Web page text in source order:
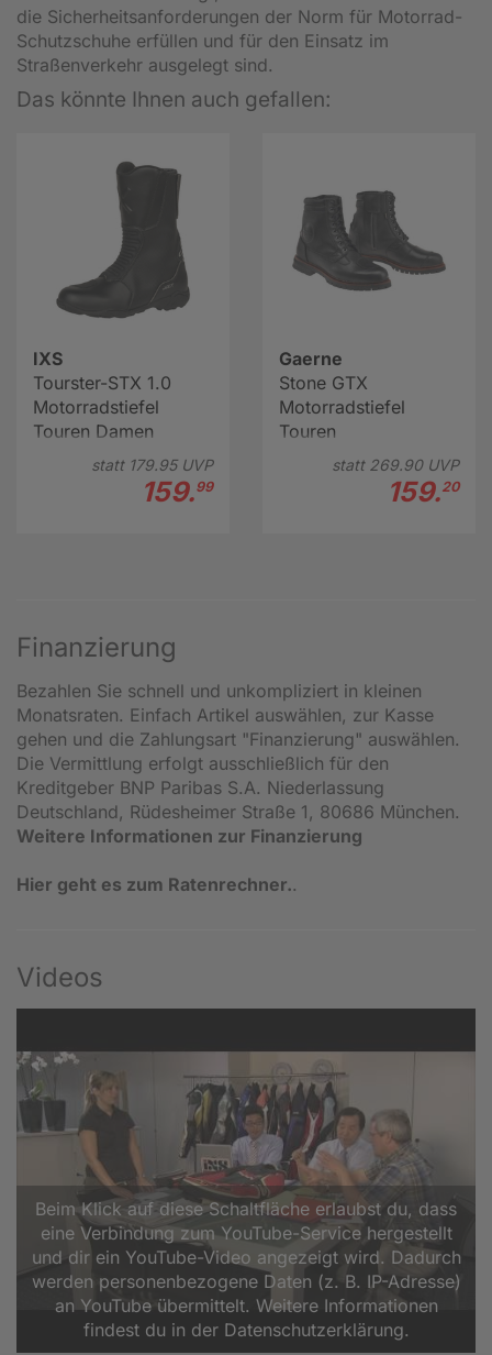
die Sicherheitsanforderungen der Norm für Motorrad-
Schutzschuhe erfüllen und für den Einsatz im
Straßenverkehr ausgelegt sind.
Das könnte Ihnen auch gefallen:
IXS
Tourster-STX 1.0
Motorradstiefel
Touren Damen
statt 179.95UVP
159.99
Gaerne
Stone GTX
Motorradstiefel
Touren
statt 269.90UVP
159.20
Finanzierung
Bezahlen Sie schnell und unkompliziert in kleinen
Monatsraten. Einfach Artikel auswählen, zur Kasse
gehen und die Zahlungsart "Finanzierung" auswählen.
Die Vermittlung erfolgt ausschließlich für den
Kreditgeber BNP Paribas S.A. Niederlassung
Deutschland, Rüdesheimer Straße 1, 80686 München.
Weitere Informationen zur Finanzierung
Hier geht es zum Ratenrechner..
Videos
Beim Klick auf diese Schaltfläche erlaubst du, dass
eine Verbindung zum YouTube-Service hergestellt
und dir ein YouTube-Video angezeigt wird. Dadurch
werden personenbezogene Daten (z. B. IP-Adresse)
an YouTube übermittelt. Weitere Informationen
findest du in der Datenschutzerklärung.